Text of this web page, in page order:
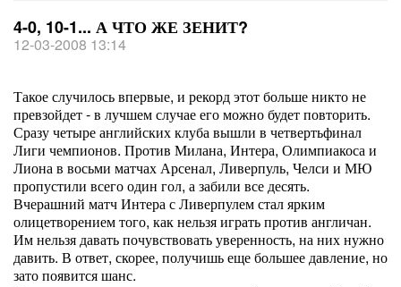
4-0, 10-1... А ЧТО ЖЕ ЗЕНИТ?
12-03-2008 13:14
Такое случилось впервые, и рекорд этот больше никто не
превзойдет - в лучшем случае его можно будет повторить.
Сразу четыре английских клуба вышли в четвертьфинал
Лиги чемпионов. Против Милана, Интера, Олимпиакоса и
Лиона в восьми матчах Арсенал, Ливерпуль, Челси и МЮ
пропустили всего один гол, а забили все десять.
Вчерашний матч Интера с Ливерпулем стал ярким
олицетворением того, как нельзя играть против англичан.
Им нельзя давать почувствовать уверенность, на них нужно
давить. В ответ, скорее, получишь еще большее давление, но
зато появится шанс.